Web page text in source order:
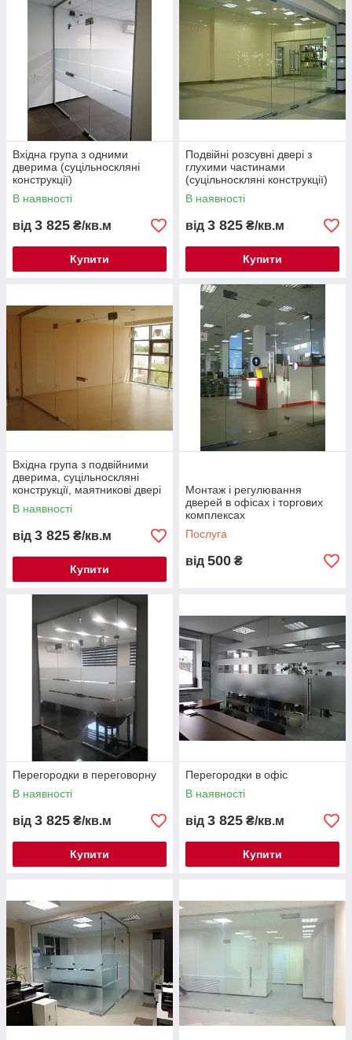
Вхідна група з одними
дверима (суцільноскляні
конструкції)
В наявності
від 3 825 ₴/кв.м
Купити
Подвійні розсувні двері з
глухими частинами
(суцільноскляні конструкції)
В наявності
від 3 825 ₴/кв.м
Купити
Вхідна група з подвійними
дверима, суцільноскляні
конструкції, маятникові двері
В наявності
від 3 825 ₴/кв.м
Купити
Монтаж і регулювання
дверей в офісах і торгових
комплексах
Послуга
від 500 ₴
Перегородки в переговорну
В наявності
від 3 825 ₴/кв.м
Купити
Перегородки в офіс
В наявності
від 3 825 ₴/кв.м
Купити